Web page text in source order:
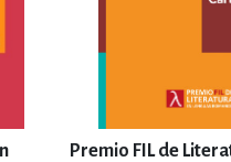
Premio FIL de